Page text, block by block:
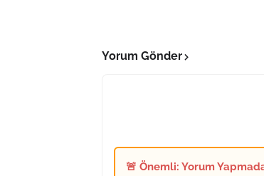
Yorum Gönder
🚨 Önemli: Yorum